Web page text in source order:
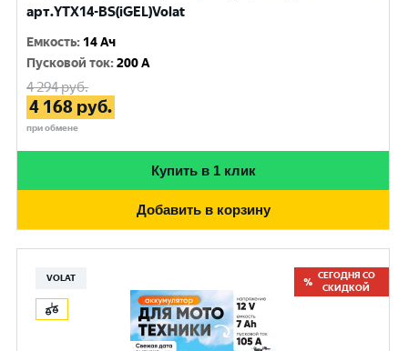
арт.YTX14-BS(iGEL)Volat
Емкость: 14 Ач
Пусковой ток:200 A
4 294руб.
4 168 руб.
при обмене
Купить в 1 клик
Добавить в корзину
VOLAT
СЕГОДНЯ СО
СКИДКОЙ